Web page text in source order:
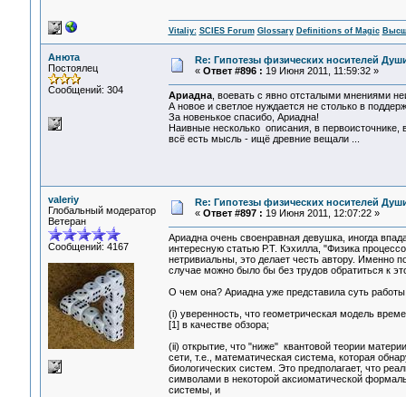
Vitaliy: SCIES Forum Glossary Definitions of Magic
Анюта
Постоялец
Сообщений: 304
Re: Гипотезы физических носителей
« Ответ #896 : 19 Июня 2011, 11:59:32 »
Ариадна, воевать с явно отсталыми мнениями
А новое и светлое нуждается не столько в
За новенькое спасибо, Ариадна!
Наивные несколько описания, в первоисточнике,
всё есть мысль - ищё древние вещали ...
valeriy
Глобальный модератор
Ветеран
Сообщений: 4167
Re: Гипотезы физических носителей
« Ответ #897 : 19 Июня 2011, 12:07:22 »
Ариадна очень своенравная девушка, иногда
интересную статью Р.Т. Кэхилла, "Физика
нетривиальны, это делает честь автору. Именно
случае можно было бы без трудов обратиться к
О чем она? Ариадна уже представила суть
(i) уверенность, что геометрическая модель
[1] в качестве обзора;
(ii) открытие, что "ниже" квантовой теории
сети, т.е., математическая система, которая
биологических систем. Это предполагает, что
символами в некоторой аксиоматической
системы, и